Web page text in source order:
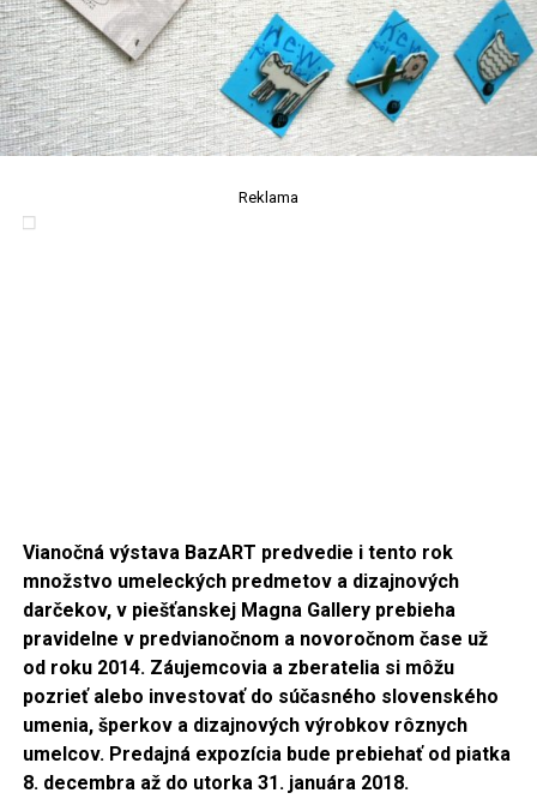
Reklama
Vianočná výstava BazART predvedie i tento rok
množstvo umeleckých predmetov a dizajnových
darčekov, v piešťanskej Magna Gallery prebieha
pravidelne v predvianočnom a novoročnom čase už
od roku 2014. Záujemcovia a zberatelia si môžu
pozrieť alebo investovať do súčasného slovenského
umenia, šperkov a dizajnových výrobkov rôznych
umelcov. Predajná expozícia bude prebiehať od piatka
8. decembra až do utorka 31. januára 2018.